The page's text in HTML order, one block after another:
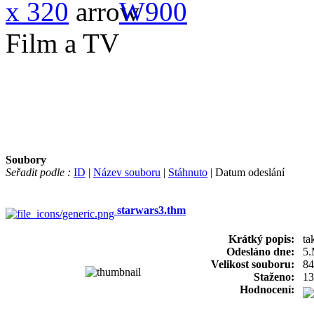
x 320
W900
Film a TV
Soubory
Seřadit podle : ID | Název souboru | Stáhnuto | Datum odeslání
starwars3.thm
Krátký popis:
Odesláno dne:
Velikost souboru:
Staženo:
Hodnocení: